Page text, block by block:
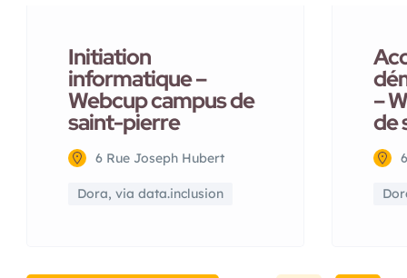
Initiation
informatique –
Webcup campus de
saint-pierre
6 Rue Joseph Hubert
Dora, via data.inclusion
–
de